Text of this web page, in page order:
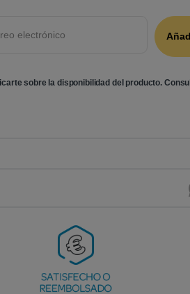
sobre la disponibilidad del producto.